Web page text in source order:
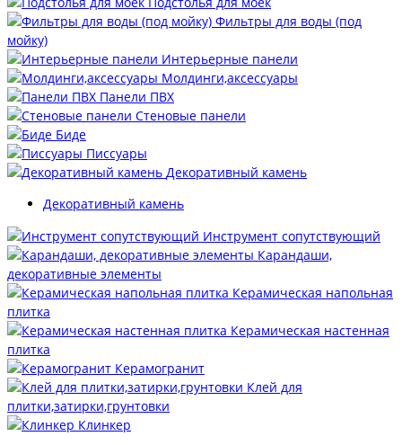
Фильтры для воды (под
мойку)
Интерьерные панели
Молдинги,аксессуары
Панели ПВХ
Стеновые панели
Биде
Писсуары
Декоративный камень
Декоративный камень
Инструмент сопутствующий
Карандаши,
декоративные элементы
Керамическая напольная
плитка
Керамическая настенная
плитка
Керамогранит
Клей для
плитки,затирки,грунтовки
Клинкер